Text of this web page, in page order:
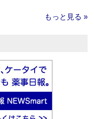
もっと見る »